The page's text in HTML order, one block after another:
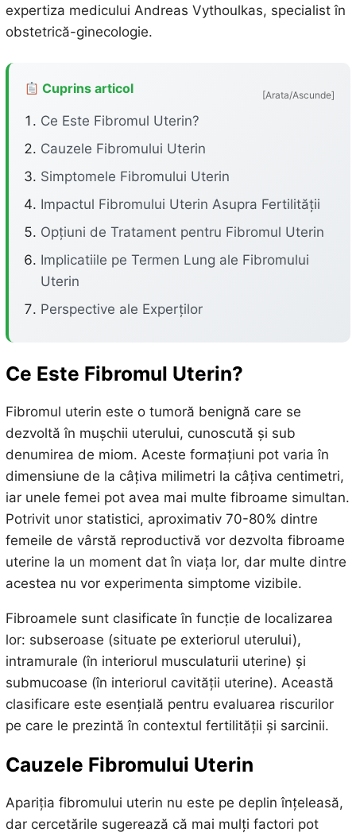
expertiza medicului Andreas Vythoulkas, specialist în
obstetrică-ginecologie.
Cuprins articol [Arata/Ascunde]
Ce Este Fibromul Uterin?
Cauzele Fibromului Uterin
Simptomele Fibromului Uterin
Impactul Fibromului Uterin Asupra Fertilității
Opțiuni de Tratament pentru Fibromul Uterin
Implicatiile pe Termen Lung ale Fibromului
Uterin
Perspective ale Experților
Ce Este Fibromul Uterin?
Fibromul uterin este o tumoră benignă care se
dezvoltă în mușchii uterului, cunoscută și sub
denumirea de miom. Aceste formațiuni pot varia în
dimensiune de la câțiva milimetri la câțiva centimetri,
iar unele femei pot avea mai multe fibroame simultan.
Potrivit unor statistici, aproximativ 70-80% dintre
femeile de vârstă reproductivă vor dezvolta fibroame
uterine la un moment dat în viața lor, dar multe dintre
acestea nu vor experimenta simptome vizibile.
Fibroamele sunt clasificate în funcție de localizarea
lor: subseroase (situate pe exteriorul uterului),
intramurale (în interiorul musculaturii uterine) și
submucoase (în interiorul cavității uterine). Această
clasificare este esențială pentru evaluarea riscurilor
pe care le prezintă în contextul fertilității și sarcinii.
Cauzele Fibromului Uterin
Apariția fibromului uterin nu este pe deplin înțeleasă,
dar cercetările sugerează că mai mulți factori pot